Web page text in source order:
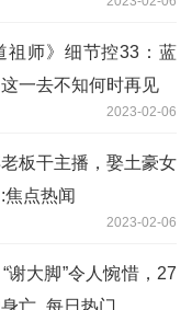
祖师》细节控33：蓝
一去不知何时再见
2023-02-06
板干主播，娶土豪女
点热闻
2023-02-06
谢大脚”令人惋惜，27